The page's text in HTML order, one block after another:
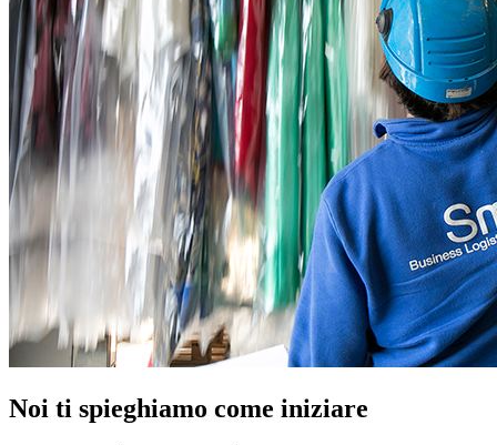
Noi ti spieghiamo come iniziare